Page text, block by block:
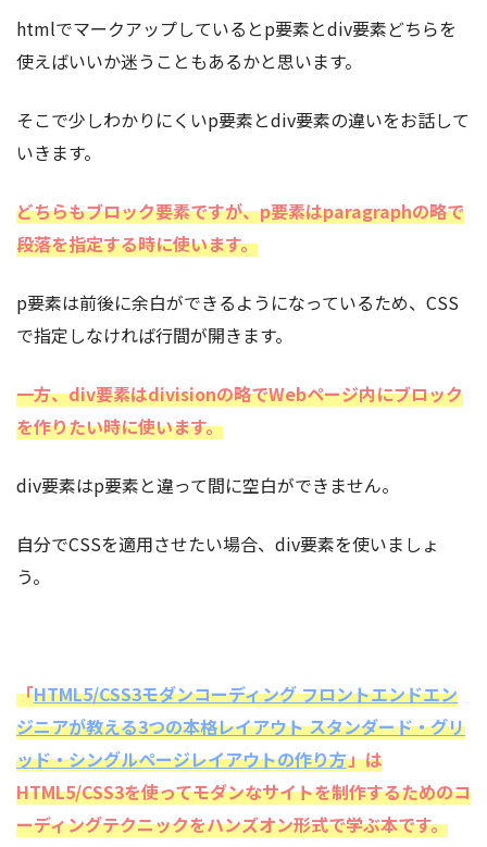
htmlでマークアップしているとp要素とdiv要素どちらを
使えばいいか迷うこともあるかと思います。
そこで少しわかりにくいp要素とdiv要素の違いをお話して
いきます。
どちらもブロック要素ですが、p要素はparagraphの略で
段落を指定する時に使います。
p要素は前後に余白ができるようになっているため、CSS
で指定しなければ行間が開きます。
一方、div要素はdivisionの略でWebページ内にブロック
を作りたい時に使います。
div要素はp要素と違って間に空白ができません。
自分でCSSを適用させたい場合、div要素を使いましょ
う。
「HTML5/CSS3モダンコーディング フロントエンドエン
ジニアが教える3つの本格レイアウト スタンダード・グリ
ッド・シングルページレイアウトの作り方」は
HTML5/CSS3を使ってモダンなサイトを制作するためのコ
ーディングテクニックをハンズオン形式で学ぶ本です。